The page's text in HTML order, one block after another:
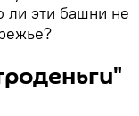
ли эти башни не